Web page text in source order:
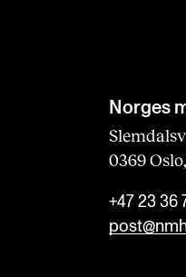
l
a
n
k
Norges
0369
+47 23 36